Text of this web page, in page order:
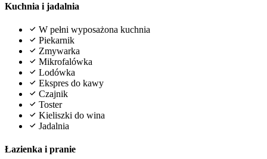
Kuchnia i jadalnia
W pełni wyposażona kuchnia
Piekarnik
Zmywarka
Mikrofalówka
Lodówka
Ekspres do kawy
Czajnik
Toster
Kieliszki do wina
Jadalnia
Łazienka i pranie